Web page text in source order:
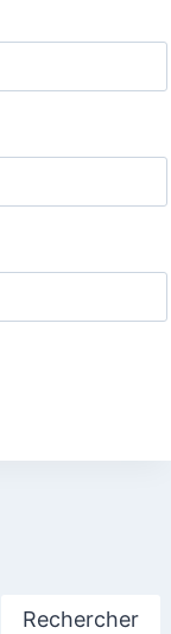
Rechercher